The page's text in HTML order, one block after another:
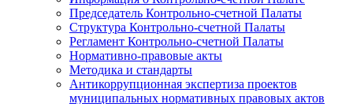
Председатель Контрольно-счетной Палаты
Структура Контрольно-счетной Палаты
Регламент Контрольно-счетной Палаты
Нормативно-правовые акты
Методика и стандарты
Антикоррупционная экспертиза проектов
муниципальных нормативных правовых актов